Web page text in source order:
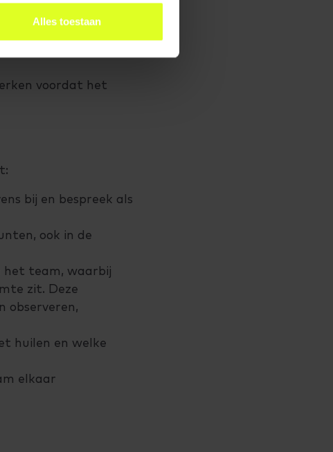
Alles toestaan
voordat het
bij en bespreek als
ook in de
het team, waarbij
zit. Deze
observeren,
huilen en welke
elkaar